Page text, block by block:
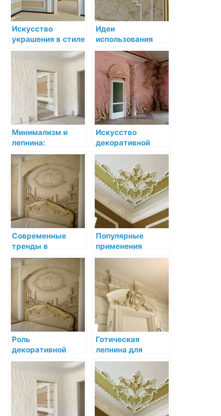
Искусство
украшения в стиле
загородной жизни:
применение
лепнины
Идеи
использования
лепнины в
комнатах разного
назначения
Минимализм и
лепнина:
эффективное
сочетание
современности и
классики
Искусство
декоративной
лепнины:
Орнаменты
лепнины в
интерьере
Современные
тренды в
декоративной
лепнине: арт-
решения для
дизайна
современного
интерьера
Популярные
применения
декоративной
лепнины в
современном
дизайне интерьера
Роль
декоративной
лепнины в
барочном стиле:
преображение
интерьера
Готическая
лепнина для
интерьера:
возвращение к
классике